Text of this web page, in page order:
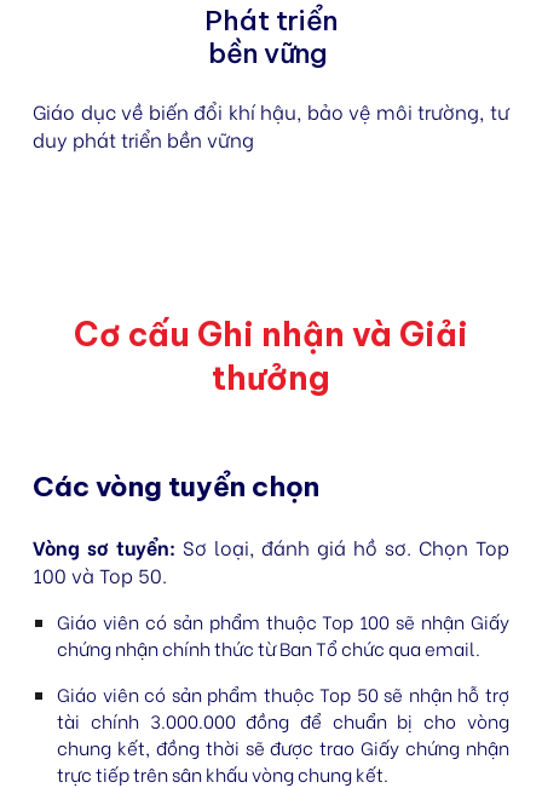
Phát triển
bền vững
Giáo dục về biến đổi khí hậu, bảo vệ môi trường, tư
duy phát triển bền vững
Cơ cấu Ghi nhận và Giải
thưởng
Các vòng tuyển chọn
Vòng sơ tuyển: Sơ loại, đánh giá hồ sơ. Chọn Top
100 và Top 50.
Giáo viên có sản phẩm thuộcTop 100 sẽ nhận Giấy
chứng nhận chính thứctừ Ban Tổ chức qua email.
Giáo viên có sản phẩm thuộcTop 50sẽ nhận hỗ trợ
tài chính 3.000.000 đồng để chuẩn bị cho vòng
chung kết, đồng thời sẽ được traoGiấy chứng nhận
trực tiếp trên sân khấuvòng chung kết.